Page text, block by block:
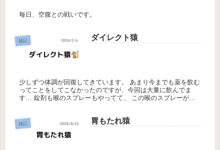
毎日、空腹との戦いです。
雑記 ダイレクト猿
少しずつ体調が回復してきています。 あまり今までも薬を飲む
ってことをしてこなかったのですが、今回は大量に飲んでま
す… 錠剤も喉のスプレーもやってて、 この喉のスプレーが意
雑記 胃もたれ猿